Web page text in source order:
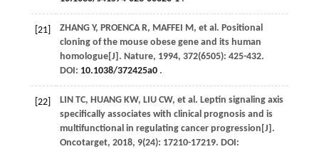
[21] ZHANG Y, PROENCA R, MAFFEI M, et al. Positional
cloning of the mouse obese gene and its human
homologue[J]. Nature, 1994, 372(6505): 425-432.
DOI: 10.1038/372425a0.
[22] LIN TC, HUANG KW, LIU CW, et al. Leptin signaling axis
specifically associates with clinical prognosis and is
multifunctional in regulating cancer progression[J].
Oncotarget, 2018, 9(24): 17210-17219. DOI: